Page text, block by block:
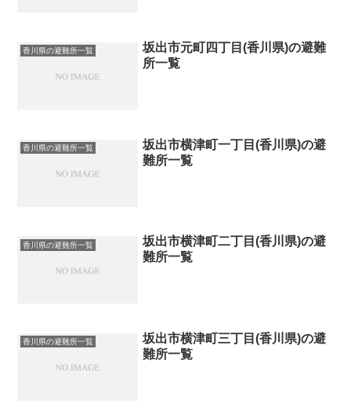
香川県の避難所一覧
坂出市元町四丁目(香川県)の避難
所一覧
香川県の避難所一覧
坂出市横津町一丁目(香川県)の避
難所一覧
香川県の避難所一覧
坂出市横津町二丁目(香川県)の避
難所一覧
香川県の避難所一覧
坂出市横津町三丁目(香川県)の避
難所一覧